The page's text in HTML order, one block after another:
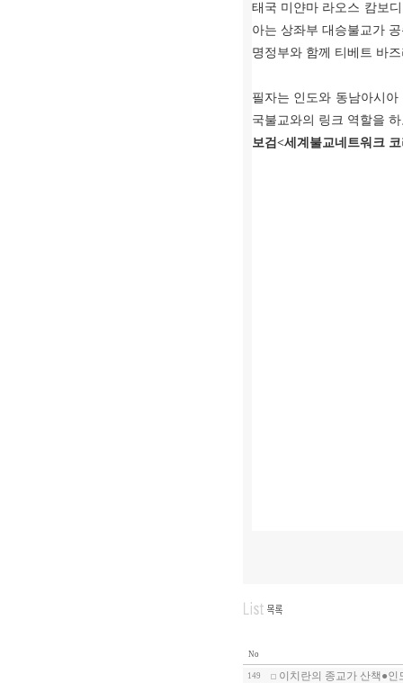
태국 미얀마 라오스 캄보
아는 상좌부 대승불교가
명정부와 함께 티베트 바즈
필자는 인도와 동남아시
국불교와의 링크 역할을
보검 <세계불교네트워크
No
149 이치란의 종교가 산책●인